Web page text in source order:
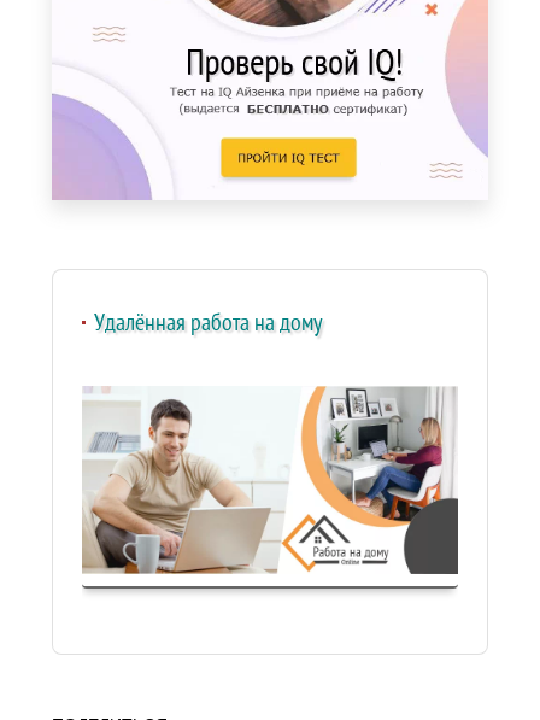
Удалённая работа на дому